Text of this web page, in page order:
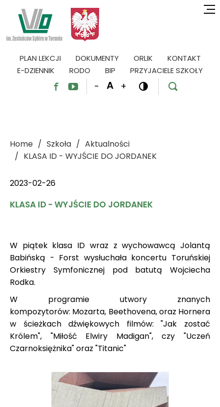
PLAN LEKCJI DOKUMENTY ORLIK
KONTAKT
E-DZIENNIK
RODO BIP PRZYJACIELE SZKOŁY
  - A +  
Home Szkoła
Aktualności
KLASA ID - WYJŚCIE DO JORDANEK
2023-02-26
KLASA ID - WYJŚCIE DO JORDANEK
W piątek klasa ID wraz z wychowawcą Jolantą
Babińską - Forst wysłuchała koncertu Toruńskiej
Orkiestry Symfonicznej pod batutą Wojciecha
Rodka.
W programie utwory znanych
kompozytorów: Mozarta, Beethovena, oraz Hornera
w ścieżkach dźwiękowych filmów: "Jak zostać
Królem", "Miłość Elwiry Madigan", czy "Uczeń
Czarnoksiężnika" oraz "Titanic"